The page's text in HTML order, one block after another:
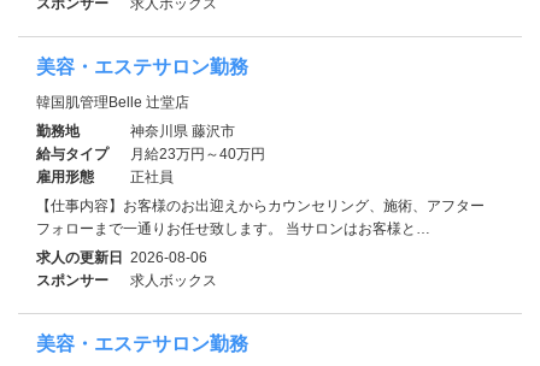
美容・エステサロン勤務
韓国肌管理Belle 辻堂店
勤務地
神奈川県 藤沢市
給与タイプ
月給23万円～40万円
雇用形態
正社員
【仕事内容】お客様のお出迎えからカウンセリング、施術、アフター
フォローまで一通りお任せ致します。 当サロンはお客様と…
求人の更新日 2026-08-06
スポンサー
求人ボックス
美容・エステサロン勤務